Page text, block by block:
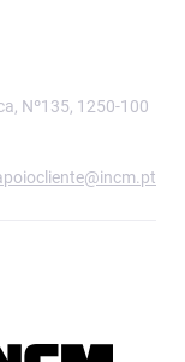
Nº135, 1250-100